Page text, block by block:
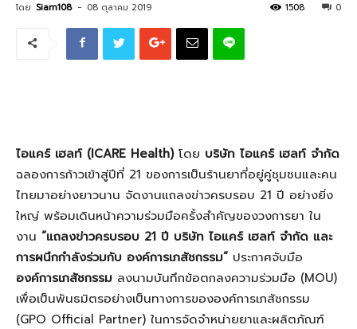
โดย Siam108 - 08 ตุลาคม 2019 0
1508
ไอแคร์ เฮลท์ (ICARE Health)โดย บริษัท ไอแคร์ เฮลท์ จำกัด
ฉลองการก้าวเข้าสู่ปีที่ 21 ของการเป็นร้านยาที่อยู่คู่ชุมชนและคน
ไทยมาอย่างยาวนาน จัดงานแถลงข่าวครบรอบ 21 ปี อย่างยิ่ง
ใหญ่ พร้อมเดินหน้าความร่วมมือครั้งสำคัญของวงการยา ใน
งาน “แถลงข่าวครบรอบ 21 ปี บริษัท ไอแคร์ เฮลท์ จำกัด และ
การผนึกกำลังร่วมกับ องค์การเภสัชกรรม” ประกาศจับมือ
องค์การเภสัชกรรม ลงนามบันทึกข้อตกลงความร่วมมือ (MOU)
เพื่อเป็นพันธมิตรอย่างเป็นทางการขององค์การเภสัชกรรม
(GPO Official Partner) ในการจัดจำหน่ายยาและผลิตภัณฑ์